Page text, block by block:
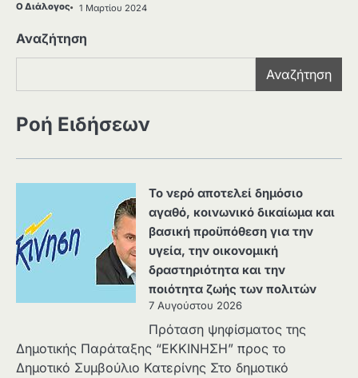
Ο Διάλογος 1 Μαρτίου 2024
Αναζήτηση
Αναζήτηση
Ροή Ειδήσεων
Το νερό αποτελεί δημόσιο
αγαθό, κοινωνικό δικαίωμα και
βασική προϋπόθεση για την
υγεία, την οικονομική
δραστηριότητα και την
ποιότητα ζωής των πολιτών
7 Αυγούστου 2026
Πρόταση ψηφίσματος της
Δημοτικής Παράταξης “ΕΚΚΙΝΗΣΗ” προς το
Δημοτικό Συμβούλιο Κατερίνης Στο δημοτικό